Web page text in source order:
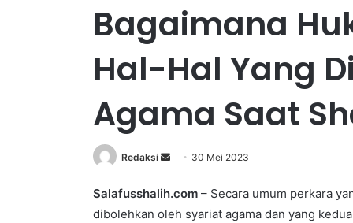
Bagaimana
Hal-Hal Yang
Agama Saat
Redaksi
n
d
30 Mei 2023
Salafusshalih.com – Secara umum perkara
dibolehkan oleh syariat agama dan yang